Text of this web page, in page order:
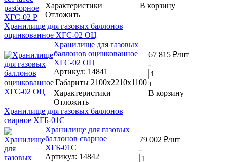
Характеристики
Отложить
В корзину
Хранилище для газовых баллонов
оцинкованное ХГС-02 ОЦ
Хранилище для газовых
баллонов оцинкованное
ХГС-02 ОЦ
Артикул: 14841
Габариты 2100х2210х1100
Характеристики
Отложить
67 815 ₽/шт
-
+
В корзину
Хранилище для газовых баллонов
сварное ХГБ-01С
Хранилище для газовых
баллонов сварное
ХГБ-01С
Артикул: 14842
79 002 ₽/шт
-